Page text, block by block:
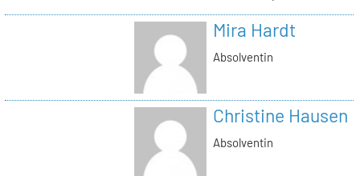
Mira Hardt
Absolventin
Christine Hausen
Absolventin